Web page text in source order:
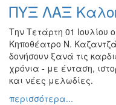
Διαλέξεις-
Ομιλίες
Διάφορες
Εκθέσεις
Εκδηλώσεις
για
ΠΥΞ ΛΑΞ
Την Τετάρτη 01 Ιουλίου
Κηποθέατρο Ν.
δονήσουν ξανά τις
χρόνια - με ένταση,
και νέες μελωδίες.
περισσότερα...